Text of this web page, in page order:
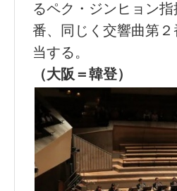
るペク・ジンヒョン
番、同じく交響曲第
当する。
（大阪＝韓登）